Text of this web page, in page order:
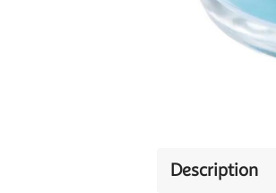
Description